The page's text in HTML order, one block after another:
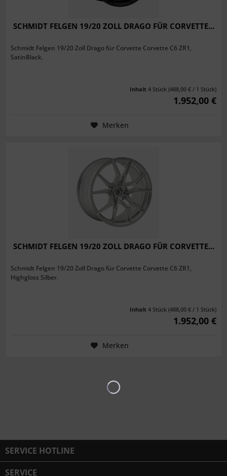
SCHMIDT FELGEN 19/20 ZOLL DRAGO FÜR CORVETTE...
Schmidt Felgen 19/20 Zoll Drago für Corvette Corvette C6 ZR1,
SatinBlack.
Inhalt 4 Stück (488,00 € / 1 Stück)
1.952,00 €
Merken
SCHMIDT FELGEN 19/20 ZOLL DRAGO FÜR CORVETTE...
Schmidt Felgen 19/20 Zoll Drago für Corvette Corvette C6 ZR1,
Highgloss Silber.
Inhalt 4 Stück (488,00 € / 1 Stück)
1.952,00 €
Merken
SERVICE HOTLINE
SERVICE